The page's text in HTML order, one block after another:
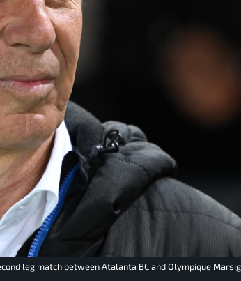
leg match between Atalanta BC and Olympique